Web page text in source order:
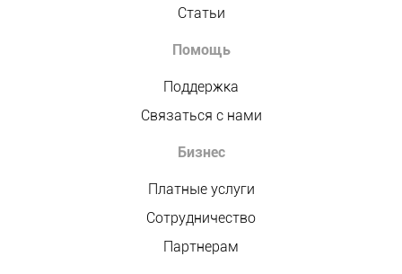
Статьи
Помощь
Поддержка
Связаться с нами
Бизнес
Платные услуги
Сотрудничество
Партнерам